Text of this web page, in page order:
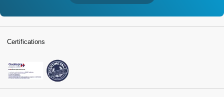
Certifications